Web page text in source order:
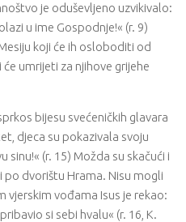
je oduševljeno uzvikivalo:
u ime Gospodnje!« (r. 9)
koji će ih osloboditi od
umrijeti za njihove grijehe
bijesu svećeničkih glavara
djeca su pokazivala svoju
sinu!« (r. 15) Možda su skačući i
dvorištu Hrama. Nisu mogli
vjerskim vođama Isus je rekao:
si sebi hvalu« (r. 16, K.